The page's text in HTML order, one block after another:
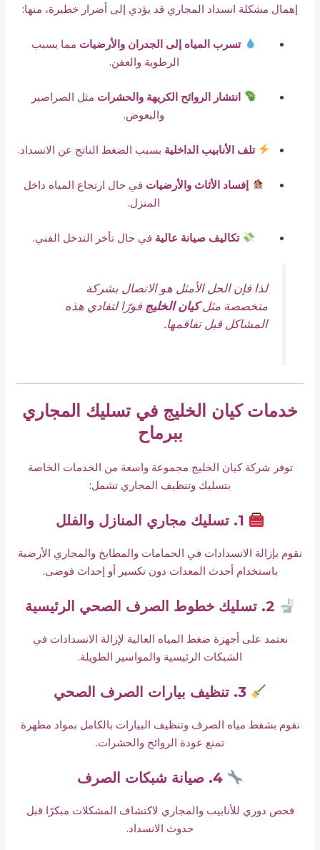
إهمال مشكلة انسداد المجاري قد يؤدي إلى أضرار خطيرة، منها:
تسرب المياه إلى الجدران والأرضيات مما يسبب
الرطوبة والعفن.
انتشار الروائح الكريهة والحشرات مثل الصراصير
والبعوض.
تلف الأنابيب الداخلية بسبب الضغط الناتج عن الانسداد.
إفساد الأثاث والأرضيات في حال ارتجاع المياه داخل
المنزل.
تكاليف صيانة عالية في حال تأخر التدخل الفني.
لذا فإن الحل الأمثل هو الاتصال بشركة
متخصصة مثلكيان الخليج فورًا لتفادي هذه
المشاكل قبل تفاقمها.
خدمات كيان الخليج في تسليك المجاري
ببرماح
توفر شركة كيان الخليج مجموعة واسعة من الخدمات الخاصة
بتسليك وتنظيف المجاري تشمل:
نقوم بإزالة الانسدادات في الحمامات والمطابخ والمجاري الأرضية
باستخدام أحدث المعدات دون تكسير أو إحداث فوضى.
نعتمد على أجهزة ضغط المياه العالية لإزالة الانسدادات في
الشبكات الرئيسية والمواسير الطويلة.
3. تنظيف بيارات الصرف الصحي
نقوم بشفط مياه الصرف وتنظيف البيارات بالكامل بمواد مطهرة
تمنع عودة الروائح والحشرات.
4. صيانة شبكات الصرف
فحص دوري للأنابيب والمجاري لاكتشاف المشكلات مبكرًا قبل
حدوث الانسداد.